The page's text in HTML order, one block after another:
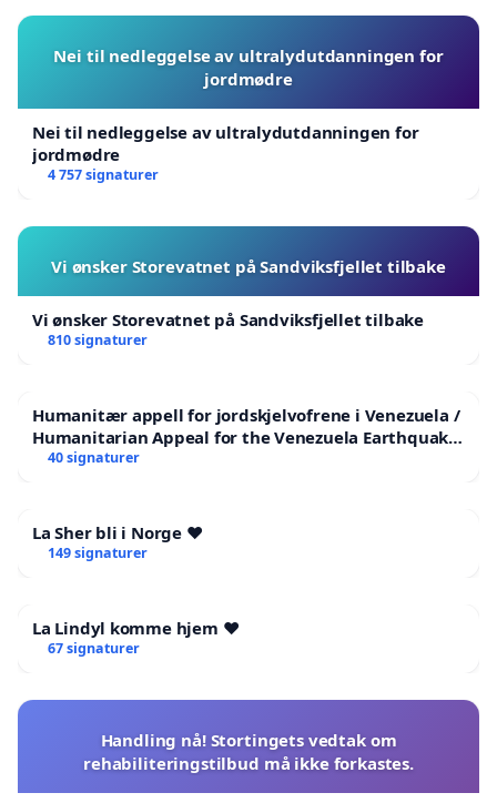
Nei til nedleggelse av ultralydutdanningen for
jordmødre
Nei til nedleggelse av ultralydutdanningen for
jordmødre
4 757 signaturer
Vi ønsker Storevatnet på Sandviksfjellet tilbake
Vi ønsker Storevatnet på Sandviksfjellet tilbake
810 signaturer
Humanitær appell for jordskjelvofrene i Venezuela /
Humanitarian Appeal for the Venezuela Earthquake
Victims
40 signaturer
La Sher bli i Norge ❤️
149 signaturer
La Lindyl komme hjem ❤️
67 signaturer
Handling nå! Stortingets vedtak om
rehabiliteringstilbud må ikke forkastes.